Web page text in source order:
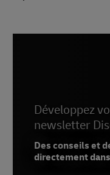
Développez
newsletter
Des conseils et
directement